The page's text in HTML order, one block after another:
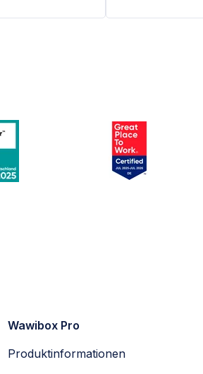
Wawibox Pro
Produktinformationen